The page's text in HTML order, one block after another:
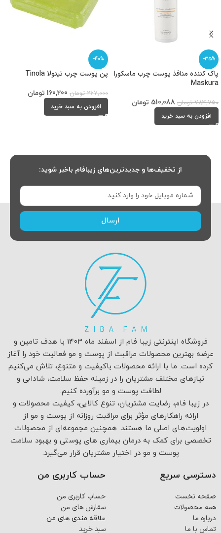
-35%
پاک کننده منافذ پوست چرب ماسکورا
Maskura
784,750 تومان 510,088 تومان
افزودن به سبد خرید
-40%
پن پوست چرب تینولا Tinola
267,000 تومان 160,200 تومان
افزودن به سبد خرید
از تخفیف‌ها و جدیدترین‌های زیبافام باخبر شوید:
ارسال
فروشگاه اینترنتی زیبا فام از اسفند ماه ۱۴۰۳ با هدف تامین و
عرضه بهترین محصولات مراقبت از پوست و مو فعالیت خود را آغاز
کرده است. ما با ارائه محصولات باکیفیت و متنوع، تلاش می‌کنیم
نیازهای مختلف مشتریان را در زمینه حفظ سلامت، شادابی و
لطافت پوست و مو برآورده کنیم.
در زیبا فام، رضایت مشتریان، تنوع کالایی، کیفیت محصولات و
ارائه راهکارهای مؤثر برای مراقبت روزانه از پوست و مو از
اولویت‌های اصلی ما هستند. همچنین مجموعه‌ای از محصولات
تخصصی برای کمک به درمان بیماری های پوستی و بهبود سلامت
پوست و مو در اختیار مشتریان قرار می‌گیرد.
دسترسی سریع
صفحه نخست
همه محصولات
درباره ما
تماس با ما
حساب کاربری من
حساب کاربری من
سفارش های من
علاقه مندی های من
سبد خرید